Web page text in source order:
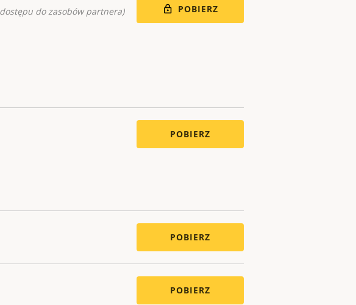
do zasobów partnera) POBIERZ
POBIERZ
POBIERZ
POBIERZ